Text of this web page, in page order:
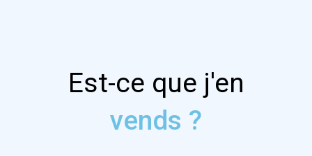
Est-ce que j'en
vends ?